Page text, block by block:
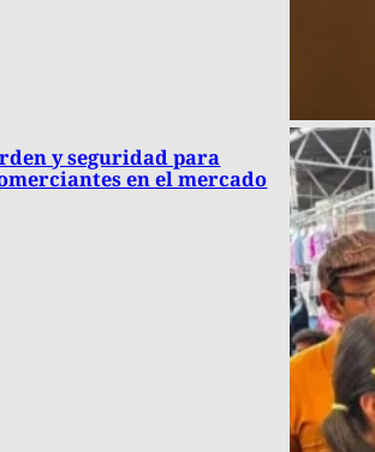
y seguridad para
en el mercado